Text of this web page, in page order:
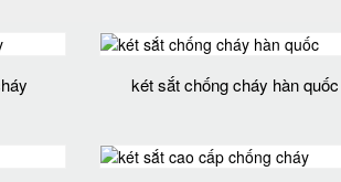
két sắt chống cháy hàn quốc